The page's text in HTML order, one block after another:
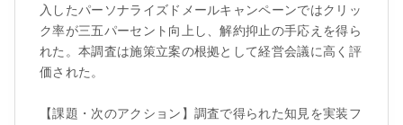
入したパーソナライズドメールキャンペーンではクリッ
ク率が三五パーセント向上し、解約抑止の手応えを得ら
れた。本調査は施策立案の根拠として経営会議に高く評
価された。
【課題・次のアクション】調査で得られた知見を実装フ